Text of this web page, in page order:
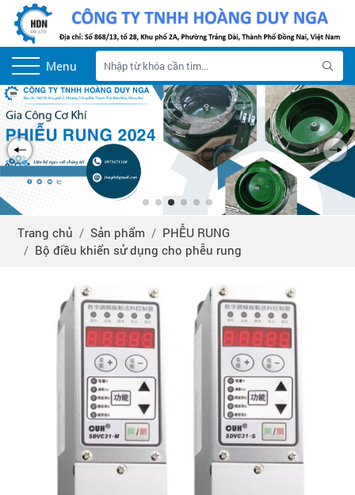
Menu
Trang chủ Sản phẩm
PHỄU RUNG
Bộ điều khiển sử dụng cho phễu rung